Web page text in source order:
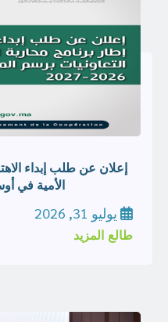
إعلان عن طلب إبداء
الأمية في
يوليو 31, 2026
طالع المزيد